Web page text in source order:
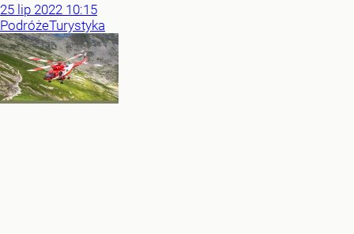
25 lip 2022 10:15
PodróżeTurystyka